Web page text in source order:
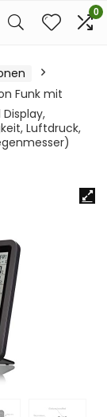
0
Funk mit
Luftdruck,